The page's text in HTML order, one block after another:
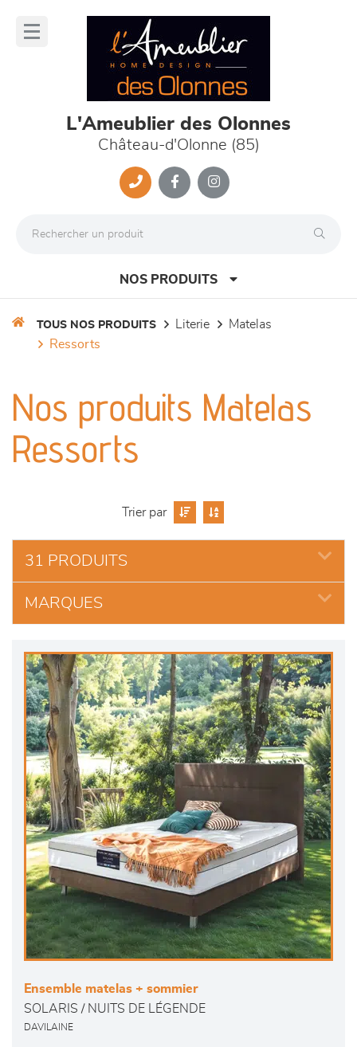
L'Ameublier des Olonnes
Château-d'Olonne (85)
NOS PRODUITS
séjours
meubles de complément
literie
décoration
TOUS NOS PRODUITS literie
matelas
ressorts
Nos produits Matelas
Ressorts
Trier par
31 PRODUITS
MARQUES
Ensemble matelas + sommier
SOLARIS / NUITS DE LÉGENDE
DAVILAINE